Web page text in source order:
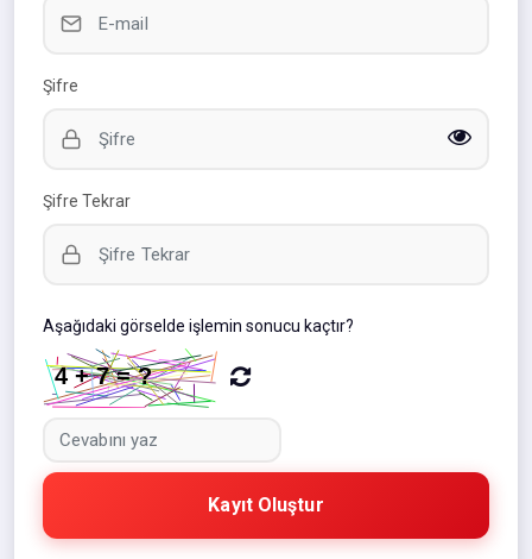
Şifre
Şifre Tekrar
Aşağıdaki görselde işlemin sonucu kaçtır?
Kayıt Oluştur